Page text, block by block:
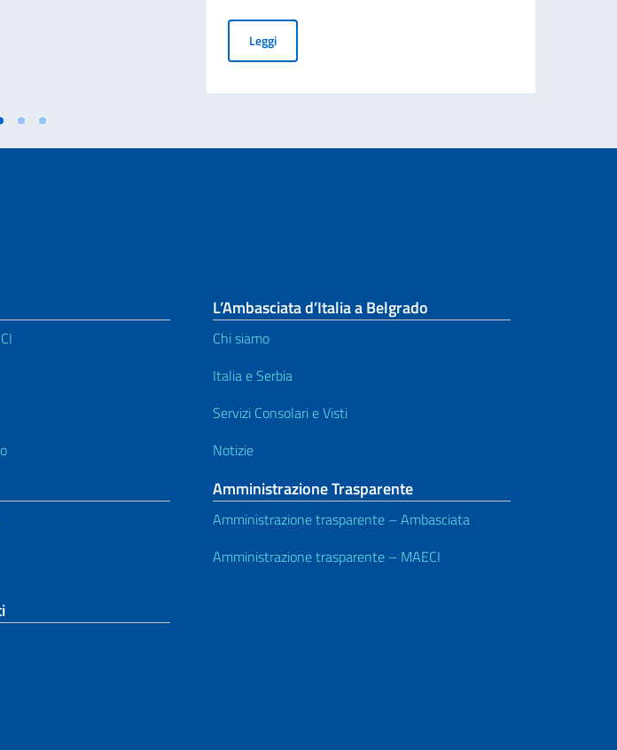
AI CONNAZIONALI DEL VICE PRESIDENTE DEL CONSIGLIO DEI MINISTRI E MINISTRO DEGLI AFFARI
LeggiTENDER FOR PURCHASE OF LABORATORY EQUIPMENT FOR
L’Ambasciata d’Italia a Belgrado
Chi siamo
Italia e Serbia
Servizi Consolari e Visti
Notizie
Amministrazione Trasparente
Amministrazione trasparente – Ambasciata
Amministrazione trasparente – MAECI